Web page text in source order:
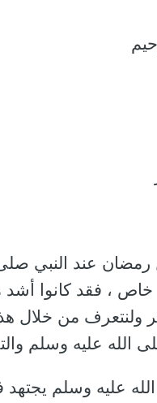
رمضان عند النبي
، فقد كانوا أشد
ولنتعرف من
الله عليه وسلم
عليه وسلم